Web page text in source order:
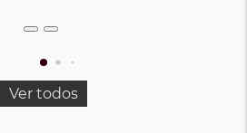
Ver todos